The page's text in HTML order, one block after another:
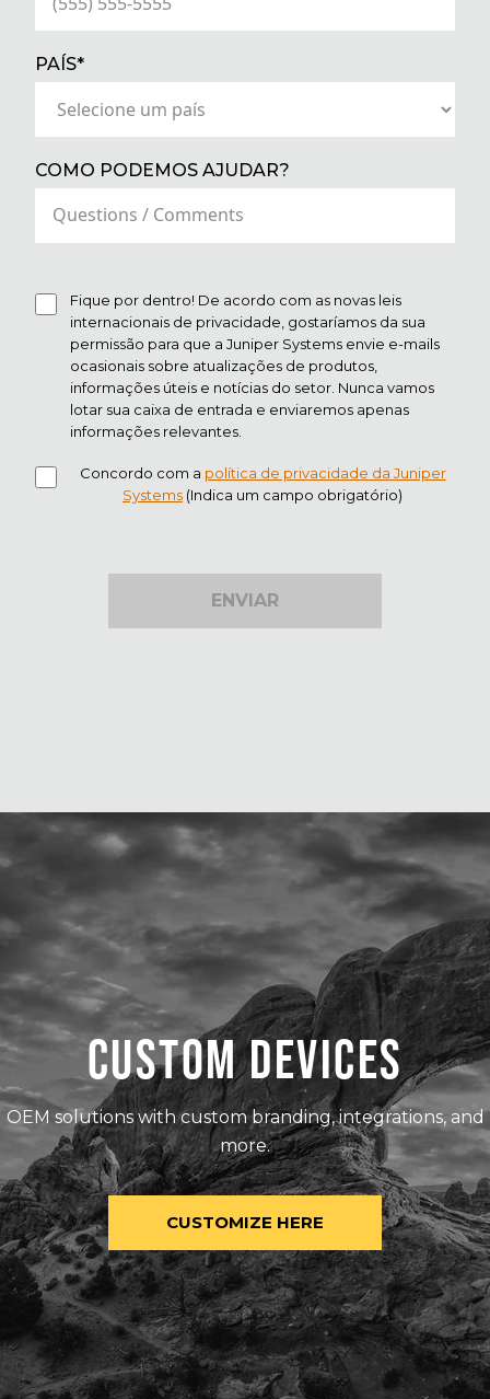
PAÍS*(REQUIRED)
COMO PODEMOS AJUDAR?
Fique por dentro! De acordo com as novas leis
internacionais de privacidade, gostaríamos da sua
permissão para que a Juniper Systems envie e-mails
ocasionais sobre atualizações de produtos,
informações úteis e notícias do setor. Nunca vamos
lotar sua caixa de entrada e enviaremos apenas
informações relevantes.
Concordo com a política de privacidade da Juniper
Systems (Indica um campo obrigatório)
ENVIAR
CUSTOM DEVICES
OEM solutions with custom branding, integrations, and
more.
CUSTOMIZE HERE